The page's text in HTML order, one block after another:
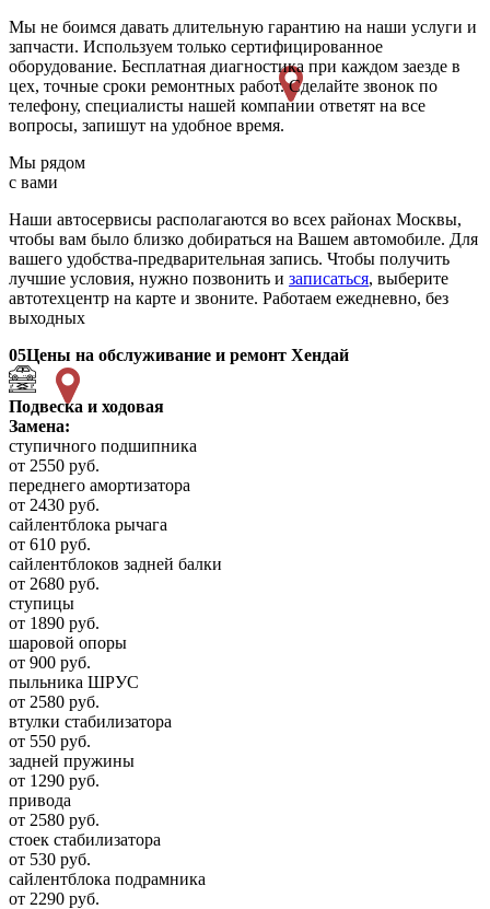
Мы не боимся давать длительную гарантию на наши услуги и
запчасти. Используем только сертифицированное
оборудование. Бесплатная диагностика при каждом заезде в
цех, точные сроки ремонтных работ. Сделайте звонок по
телефону, специалисты нашей компании ответят на все
вопросы, запишут на удобное время.
Мы рядом
с вами
Наши автосервисы располагаются во всех районах Москвы,
чтобы вам было близко добираться на Вашем автомобиле. Для
вашего удобства-предварительная запись. Чтобы получить
лучшие условия, нужно позвонить и записаться, выберите
автотехцентр на карте и звоните. Работаем ежедневно, без
выходных
05Цены на обслуживание и ремонт Хендай
Подвеска и ходовая
Замена:
ступичного подшипника
от 2550 руб.
переднего амортизатора
от 2430 руб.
сайлентблока рычага
от 610 руб.
сайлентблоков задней балки
от 2680 руб.
ступицы
от 1890 руб.
шаровой опоры
от 900 руб.
пыльника ШРУС
от 2580 руб.
втулки стабилизатора
от 550 руб.
задней пружины
от 1290 руб.
привода
от 2580 руб.
стоек стабилизатора
от 530 руб.
сайлентблока подрамника
от 2290 руб.